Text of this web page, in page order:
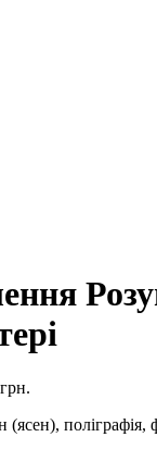
грн.
поліграфія,